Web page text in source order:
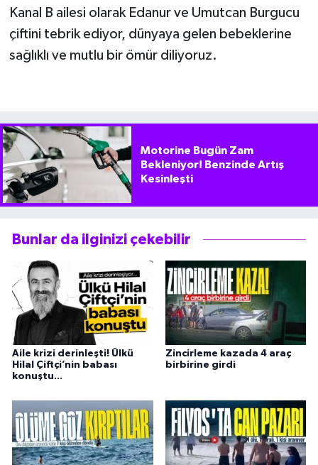
Kanal B ailesi olarak Edanur ve Umutcan Burgucu
çiftini tebrik ediyor, dünyaya gelen bebeklerine
sağlıklı ve mutlu bir ömür diliyoruz.
Motorine Bugün Zam
Bekleniyor! Benzinde Artış
Kesinleşti
Bunlar da ilginizi çekebilir
Aile krizi derinleşti! Ülkü
Hilal Çiftçi’nin babası
konuştu...
Zincirleme kazada 4 araç
birbirine girdi